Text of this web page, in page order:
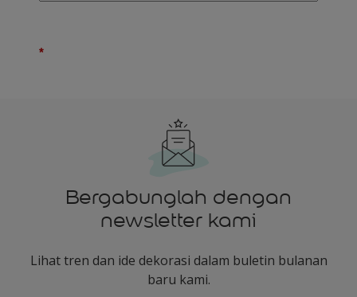
Bergabunglah dengan
newsletter kami
Lihat tren dan ide dekorasi dalam buletin bulanan
baru kami.